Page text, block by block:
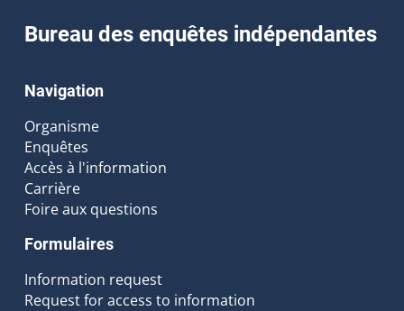
Bureau des enquêtes indépendantes
Navigation
Organisme
Enquêtes
Accès à l'information
Carrière
Foire aux questions
Formulaires
Information request
Request for access to information